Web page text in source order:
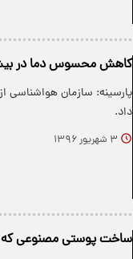
کاهش محسوس دما در
داد.
۳ شهریور ۱۳۹۶
ساخت پوستی مصنوعی که